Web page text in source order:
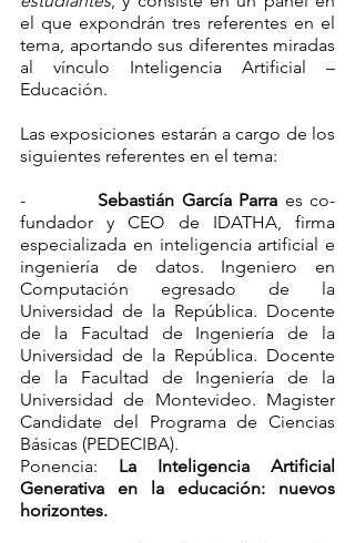
el que expondrán tres referentes en el
tema, aportando sus diferentes miradas
al vínculo Inteligencia Artificial –
Educación.
Las exposiciones estarán a cargo de los
siguientes referentes en el tema:
- Sebastián García Parra es co-
fundador y CEO de IDATHA, firma
especializada en inteligencia artificial e
ingeniería de datos. Ingeniero en
Computación egresado de la
Universidad de la República. Docente
de la Facultad de Ingeniería de la
Universidad de la República. Docente
de la Facultad de Ingeniería de la
Universidad de Montevideo. Magister
Candidate del Programa de Ciencias
Básicas (PEDECIBA).
Ponencia: La Inteligencia Artificial
Generativa en la educación: nuevos
horizontes.